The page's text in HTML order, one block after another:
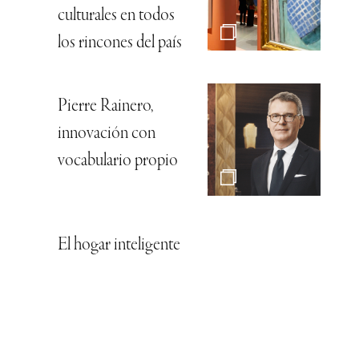
culturales en todos
los rincones del país
Pierre Rainero,
innovación con
vocabulario propio
El hogar inteligente